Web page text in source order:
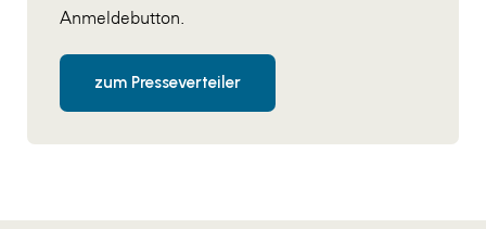
Anmeldebutton.
zum Presseverteiler